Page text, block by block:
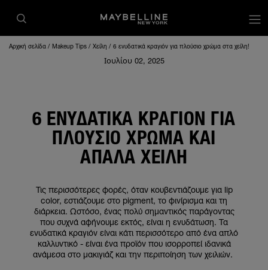
Αρχική σελίδα Makeup Tips Χείλη 6 ενυδατικά κραγιόν για πλούσιο χρώμα στα χείλη!
Ιουλίου 02, 2025
6 ΕΝΥΔΑΤΙΚΆ ΚΡΑΓΙΌΝ ΓΙΑ
ΠΛΟΎΣΙΟ ΧΡΏΜΑ ΚΑΙ
ΑΠΑΛΆ ΧΕΊΛΗ
Τις περισσότερες φορές, όταν κουβεντιάζουμε για lip
color, εστιάζουμε στο pigment, το φινίρισμα και τη
διάρκεια. Ωστόσο, ένας πολύ σημαντικός παράγοντας
που συχνά αφήνουμε εκτός, είναι η ενυδάτωση. Τα
ενυδατικά κραγιόν είναι κάτι περισσότερο από ένα απλό
καλλυντικό - είναι ένα προϊόν που ισορροπεί ιδανικά
ανάμεσα στο μακιγιάζ και την περιποίηση των χειλιών.